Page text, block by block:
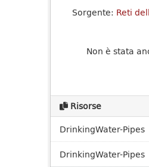
Sorgente: Reti
Non è stata
Risorse
DrinkingWater-Pipes
DrinkingWater-Pipes